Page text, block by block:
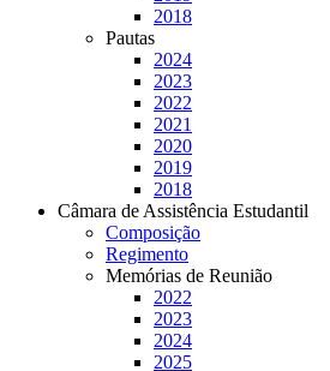
2018
Pautas
2024
2023
2022
2021
2020
2019
2018
Câmara de Assistência Estudantil
Composição
Regimento
Memórias de Reunião
2022
2023
2024
2025